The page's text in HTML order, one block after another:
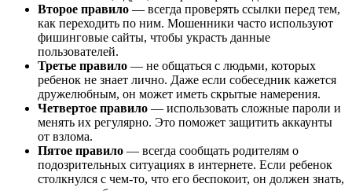
Второе правило — всегда проверять ссылки перед тем,
как переходить по ним. Мошенники часто используют
фишинговые сайты, чтобы украсть данные
пользователей.
Третье правило — не общаться с людьми, которых
ребенок не знает лично. Даже если собеседник кажется
дружелюбным, он может иметь скрытые намерения.
Четвертое правило — использовать сложные пароли и
менять их регулярно. Это поможет защитить аккаунты
от взлома.
Пятое правило — всегда сообщать родителям о
подозрительных ситуациях в интернете. Если ребенок
столкнулся с чем-то, что его беспокоит, он должен знать,